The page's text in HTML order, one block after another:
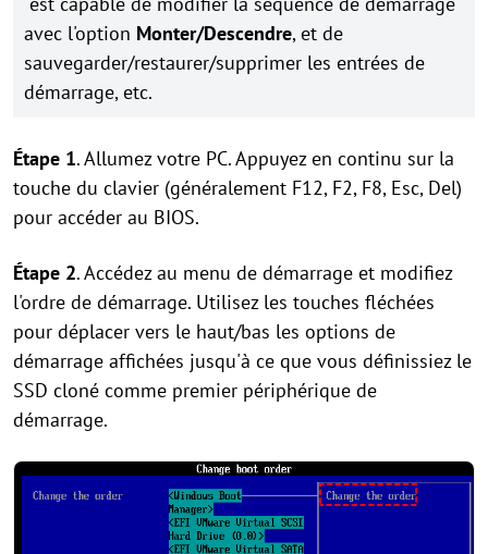
avec l'option Monter/Descendre, et de
sauvegarder/restaurer/supprimer les entrées de
démarrage, etc.
Étape 1. Allumez votre PC. Appuyez en continu sur la
touche du clavier (généralement F12, F2, F8, Esc, Del)
pour accéder au BIOS.
Étape 2. Accédez au menu de démarrage et modifiez
l'ordre de démarrage. Utilisez les touches fléchées
pour déplacer vers le haut/bas les options de
démarrage affichées jusqu'à ce que vous définissiez le
SSD cloné comme premier périphérique de
démarrage.